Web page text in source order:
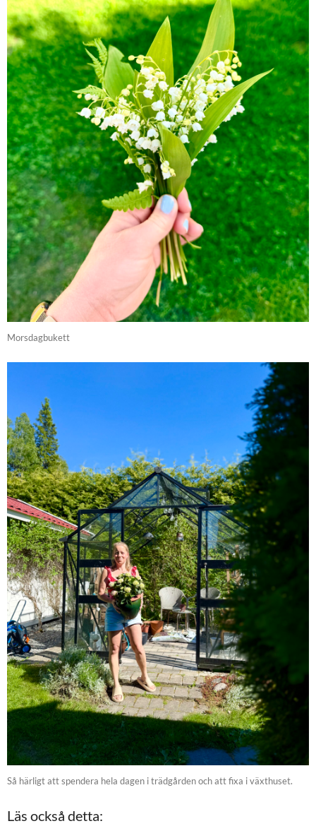
Morsdagbukett
Så härligt att spendera hela dagen i trädgården och att fixa i växthuset.
Läs också detta: